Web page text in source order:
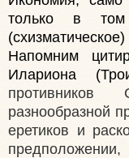
только в том
Напомним
Илариона
противников
разнообразной
еретиков и